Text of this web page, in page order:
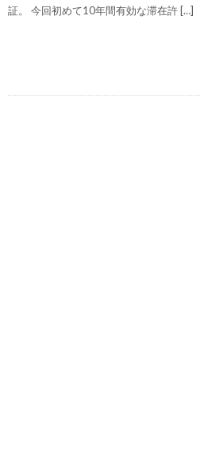
証。 今回初めて10年間有効な滞在許 […]